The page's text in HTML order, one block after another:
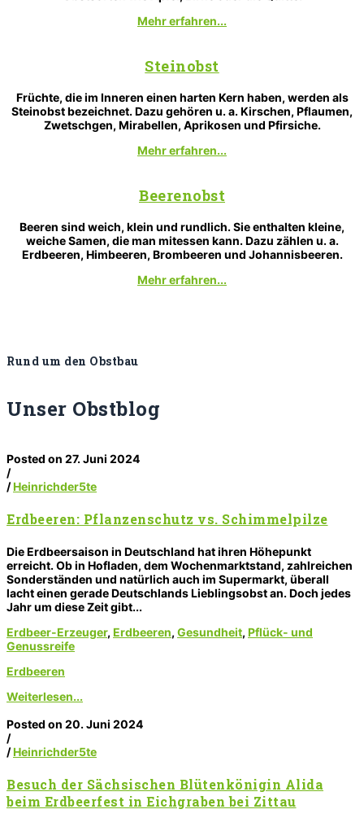
Mehr erfahren...
Steinobst
Früchte, die im Inneren einen harten Kern haben, werden als
Steinobst bezeichnet. Dazu gehören u. a. Kirschen, Pflaumen,
Zwetschgen, Mirabellen, Aprikosen und Pfirsiche.
Mehr erfahren...
Beerenobst
Beeren sind weich, klein und rundlich. Sie enthalten kleine,
weiche Samen, die man mitessen kann. Dazu zählen u. a.
Erdbeeren, Himbeeren, Brombeeren und Johannisbeeren.
Mehr erfahren...
Rund um den Obstbau
Unser Obstblog
Posted on 27. Juni 2024
/
/Heinrichder5te
Erdbeeren: Pflanzenschutz vs. Schimmelpilze
Die Erdbeersaison in Deutschland hat ihren Höhepunkt
erreicht. Ob in Hofladen, dem Wochenmarktstand, zahlreichen
Sonderständen und natürlich auch im Supermarkt, überall
lacht einen gerade Deutschlands Lieblingsobst an. Doch jedes
Jahr um diese Zeit gibt...
Erdbeer-Erzeuger, Erdbeeren, Gesundheit, Pflück- und
Genussreife
Erdbeeren
Weiterlesen...
Posted on 20. Juni 2024
/
/Heinrichder5te
Besuch der Sächsischen Blütenkönigin Alida
beim Erdbeerfest in Eichgraben bei Zittau